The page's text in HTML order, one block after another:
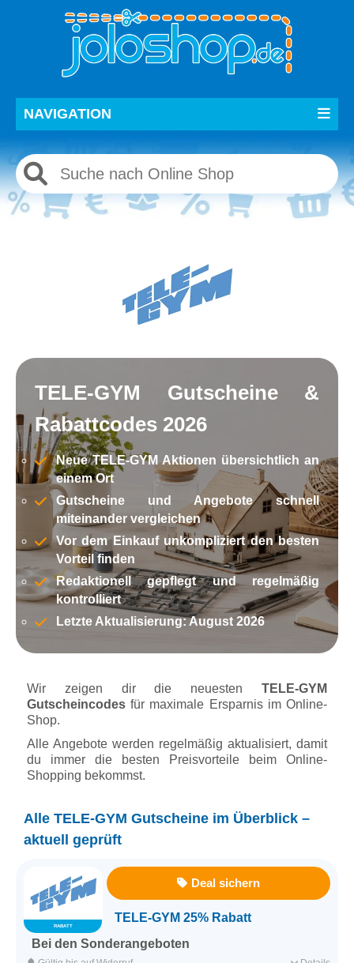
NAVIGATION
TELE-GYM Gutscheine &
Rabattcodes 2026
Neue TELE-GYM Aktionen übersichtlich an
einem Ort
Gutscheine und Angebote schnell
miteinander vergleichen
Vor dem Einkauf unkompliziert den besten
Vorteil finden
Redaktionell gepflegt und regelmäßig
kontrolliert
Letzte Aktualisierung: August 2026
Wir zeigen dir die neuesten TELE-GYM
Gutscheincodes für maximale Ersparnis im Online-
Shop.
Alle Angebote werden regelmäßig aktualisiert, damit
du immer die besten Preisvorteile beim Online-
Shopping bekommst.
Alle TELE-GYM Gutscheine im Überblick –
aktuell geprüft
RABATT
Deal sichern
TELE-GYM 25% Rabatt
Bei den Sonderangeboten